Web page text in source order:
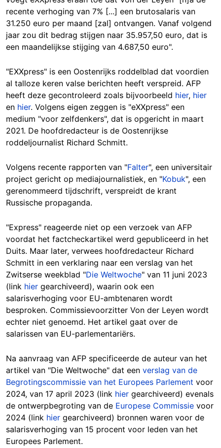
recente verhoging van 7% [...] een brutosalaris van
31.250 euro per maand [zal] ontvangen. Vanaf volgend
jaar zou dit bedrag stijgen naar 35.957,50 euro, dat is
een maandelijkse stijging van 4.687,50 euro".
"EXXpress" is een Oostenrijks roddelblad dat voordien
al talloze keren valse berichten heeft verspreid. AFP
heeft deze gecontroleerd zoals bijvoorbeeld hier, hier
en hier. Volgens eigen zeggen is "eXXpress" een
medium "voor zelfdenkers", dat is opgericht in maart
2021. De hoofdredacteur is de Oostenrijkse
roddeljournalist Richard Schmitt.
Volgens recente rapporten van "Falter", een universitair
project gericht op mediajournalistiek, en "Kobuk", een
gerenommeerd tijdschrift, verspreidt de krant
Russische propaganda.
"Express" reageerde niet op een verzoek van AFP
voordat het factcheckartikel werd gepubliceerd in het
Duits. Maar later, verwees hoofdredacteur Richard
Schmitt in een verklaring naar een verslag van het
Zwitserse weekblad "Die Weltwoche" van 11 juni 2023
(link hier gearchiveerd), waarin ook een
salarisverhoging voor EU-ambtenaren wordt
besproken. Commissievoorzitter Von der Leyen wordt
echter niet genoemd. Het artikel gaat over de
salarissen van EU-parlementariërs.
Na aanvraag van AFP specificeerde de auteur van het
artikel van "Die Weltwoche" dat een verslag van de
Begrotingscommissie van het Europees Parlement voor
2024, van 17 april 2023 (link hier gearchiveerd) evenals
de ontwerpbegroting van de Europese Commissie voor
2024 (link hier gearchiveerd) bronnen waren voor de
salarisverhoging van 15 procent voor leden van het
Europees Parlement.